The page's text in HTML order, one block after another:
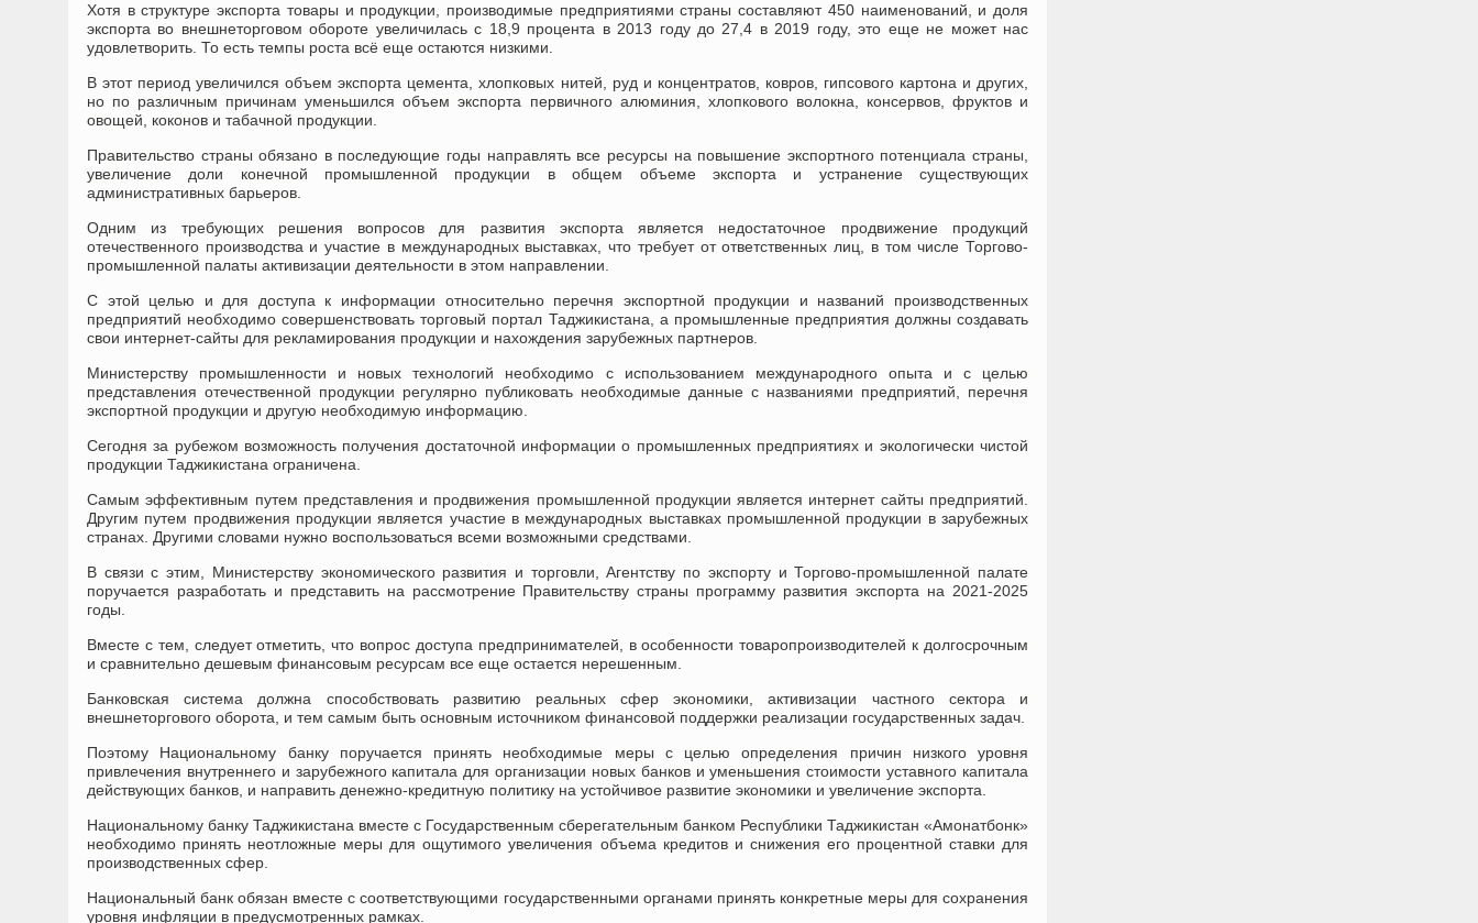
Хотя в структуре экспорта товары и продукции, производимые предприятиями страны составляют 450 наименований, и доля
экспорта во внешнеторговом обороте увеличилась с 18,9 процента в 2013 году до 27,4 в 2019 году, это еще не может нас
удовлетворить. То есть темпы роста всё еще остаются низкими.
В этот период увеличился объем экспорта цемента, хлопковых нитей, руд и концентратов, ковров, гипсового картона и других,
но по различным причинам уменьшился объем экспорта первичного алюминия, хлопкового волокна, консервов, фруктов и
овощей, коконов и табачной продукции.
Правительство страны обязано в последующие годы направлять все ресурсы на повышение экспортного потенциала страны,
увеличение доли конечной промышленной продукции в общем объеме экспорта и устранение существующих
административных барьеров.
Одним из требующих решения вопросов для развития экспорта является недостаточное продвижение продукций
отечественного производства и участие в международных выставках, что требует от ответственных лиц, в том числе Торгово-
промышленной палаты активизации деятельности в этом направлении.
С этой целью и для доступа к информации относительно перечня экспортной продукции и названий производственных
предприятий необходимо совершенствовать торговый портал Таджикистана, а промышленные предприятия должны создавать
свои интернет-сайты для рекламирования продукции и нахождения зарубежных партнеров.
Министерству промышленности и новых технологий необходимо с использованием международного опыта и с целью
представления отечественной продукции регулярно публиковать необходимые данные с названиями предприятий, перечня
экспортной продукции и другую необходимую информацию.
Сегодня за рубежом возможность получения достаточной информации о промышленных предприятиях и экологически чистой
продукции Таджикистана ограничена.
Самым эффективным путем представления и продвижения промышленной продукции является интернет сайты предприятий.
Другим путем продвижения продукции является участие в международных выставках промышленной продукции в зарубежных
странах. Другими словами нужно воспользоваться всеми возможными средствами.
В связи с этим, Министерству экономического развития и торговли, Агентству по экспорту и Торгово-промышленной палате
поручается разработать и представить на рассмотрение Правительству страны программу развития экспорта на 2021-2025
годы.
Вместе с тем, следует отметить, что вопрос доступа предпринимателей, в особенности товаропроизводителей к долгосрочным
и сравнительно дешевым финансовым ресурсам все еще остается нерешенным.
Банковская система должна способствовать развитию реальных сфер экономики, активизации частного сектора и
внешнеторгового оборота, и тем самым быть основным источником финансовой поддержки реализации государственных задач.
Поэтому Национальному банку поручается принять необходимые меры с целью определения причин низкого уровня
привлечения внутреннего и зарубежного капитала для организации новых банков и уменьшения стоимости уставного капитала
действующих банков, и направить денежно-кредитную политику на устойчивое развитие экономики и увеличение экспорта.
Национальному банку Таджикистана вместе с Государственным сберегательным банком Республики Таджикистан «Амонатбонк»
необходимо принять неотложные меры для ощутимого увеличения объема кредитов и снижения его процентной ставки для
производственных сфер.
Национальный банк обязан вместе с соответствующими государственными органами принять конкретные меры для сохранения
уровня инфляции в предусмотренных рамках.